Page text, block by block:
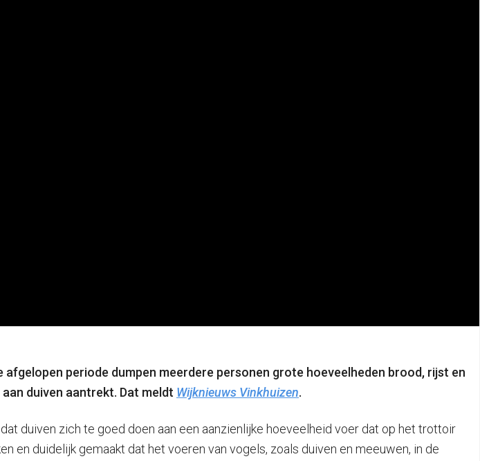
periode dumpen meerdere personen grote hoeveelheden brood, rijst en
duiven aantrekt. Dat meldt Wijknieuws Vinkhuizen.
duiven zich te goed doen aan een aanzienlijke hoeveelheid voer dat op het trottoir
en duidelijk gemaakt dat het voeren van vogels, zoals duiven en meeuwen, in de